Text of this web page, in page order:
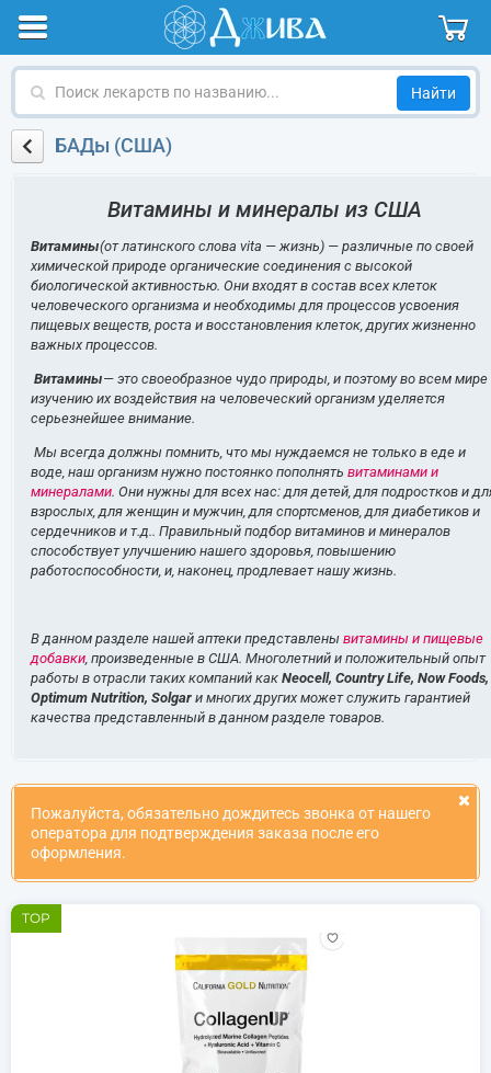
Поиск
по
названиюБАДы (США)
Витамины и минералы из США
Витамины(от латинского слова vita — жизнь) — различные по своей
химической природе органические соединения с высокой
биологической активностью. Они входят в состав всех клеток
человеческого организма и необходимы для процессов усвоения
пищевых веществ, роста и восстановления клеток, других жизненно
важных процессов.
Витамины— это своеобразное чудо природы, и поэтому во всем мире
изучению их воздействия на человеческий организм уделяется
серьезнейшее внимание.
Мы всегда должны помнить, что мы нуждаемся не только в еде и
воде, наш организм нужно постоянко пополнять витаминами и
минералами. Они нужны для всех нас: для детей, для подростков и
взрослых, для женщин и мужчин, для спортсменов, для диабетиков и
сердечников и т.д.. Правильный подбор витаминов и минералов
способствует улучшению нашего здоровья, повышению
работоспособности, и, наконец, продлевает нашу жизнь.
В данном разделе нашей аптеки представлены витамины и пищевые
добавки, произведенные в США. Многолетний и положительный опыт
работы в отрасли таких компаний как Neocell, Country Life, Now Foods,
Optimum Nutrition, Solgar и многих других может служить гарантией
качества представленный в данном разделе товаров.
Пожалуйста, обязательно дождитесь звонка от нашего
оператора для подтверждения заказа после его
оформления.
TOP